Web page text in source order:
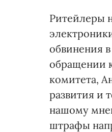
Ритейлеры
обвинения
обращении
комитета,
развития и
нашому
штрафы